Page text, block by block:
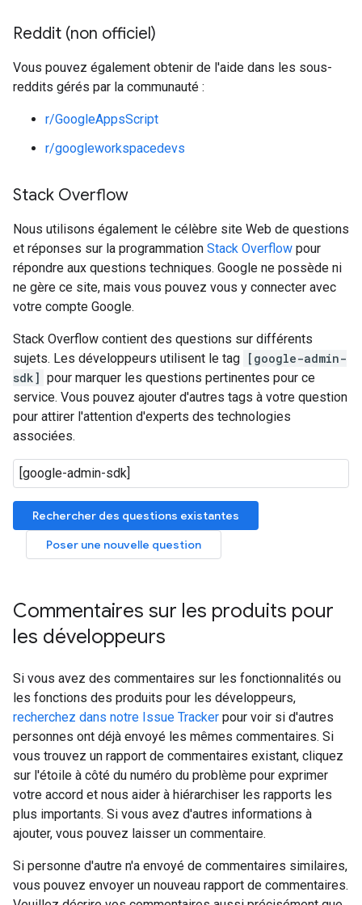
Reddit (non officiel)
Vous pouvez également obtenir de l'aide dans les sous-
reddits gérés par la communauté :
r/GoogleAppsScript
r/googleworkspacedevs
Stack Overflow
Nous utilisons également le célèbre site Web de questions
et réponses sur la programmation Stack Overflow pour
répondre aux questions techniques. Google ne possède ni
ne gère ce site, mais vous pouvez vous y connecter avec
votre compte Google.
Stack Overflow contient des questions sur différents
sujets. Les développeurs utilisent le tag [google-admin-
sdk] pour marquer les questions pertinentes pour ce
service. Vous pouvez ajouter d'autres tags à votre question
pour attirer l'attention d'experts des technologies
associées.
Rechercher des questions existantes
Poser une nouvelle question
Commentaires sur les produits pour
les développeurs
Si vous avez des commentaires sur les fonctionnalités ou
les fonctions des produits pour les développeurs,
recherchez dans notre Issue Tracker pour voir si d'autres
personnes ont déjà envoyé les mêmes commentaires. Si
vous trouvez un rapport de commentaires existant, cliquez
sur l'étoile à côté du numéro du problème pour exprimer
votre accord et nous aider à hiérarchiser les rapports les
plus importants. Si vous avez d'autres informations à
ajouter, vous pouvez laisser un commentaire.
Si personne d'autre n'a envoyé de commentaires similaires,
vous pouvez envoyer un nouveau rapport de commentaires.